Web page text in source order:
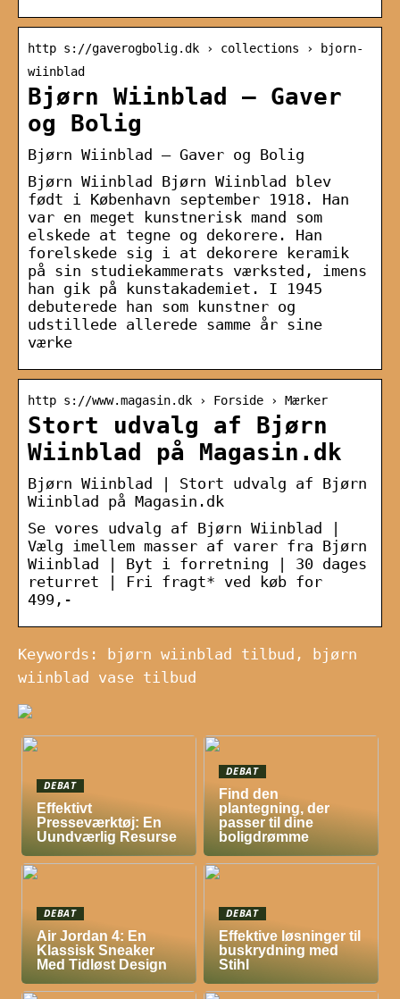
http s://gaverogbolig.dk › collections › bjorn-
wiinblad
Bjørn Wiinblad – Gaver
og Bolig
Bjørn Wiinblad — Gaver og Bolig
Bjørn Wiinblad Bjørn Wiinblad blev
født i København september 1918. Han
var en meget kunstnerisk mand som
elskede at tegne og dekorere. Han
forelskede sig i at dekorere keramik
på sin studiekammerats værksted, imens
han gik på kunstakademiet. I 1945
debuterede han som kunstner og
udstillede allerede samme år sine
værke
http s://www.magasin.dk › Forside › Mærker
Stort udvalg af Bjørn
Wiinblad på Magasin.dk
Bjørn Wiinblad | Stort udvalg af Bjørn
Wiinblad på Magasin.dk
Se vores udvalg af Bjørn Wiinblad |
Vælg imellem masser af varer fra Bjørn
Wiinblad | Byt i forretning | 30 dages
returret | Fri fragt* ved køb for
499,-
Keywords: bjørn wiinblad tilbud, bjørn
wiinblad vase tilbud
DEBAT
Effektivt
Presseværktøj: En
Uundværlig Resurse
DEBAT
Find den
plantegning, der
passer til dine
boligdrømme
DEBAT
Air Jordan 4: En
Klassisk Sneaker
Med Tidløst Design
DEBAT
Effektive løsninger til
buskrydning med
Stihl